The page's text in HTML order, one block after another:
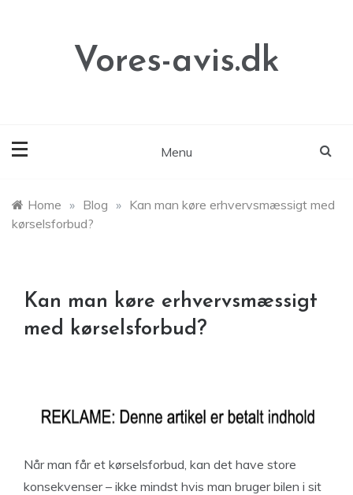
Vores-avis.dk
Menu
Home » Blog » Kan man køre erhvervsmæssigt med
kørselsforbud?
Kan man køre erhvervsmæssigt
med kørselsforbud?
Når man får et kørselsforbud, kan det have store
konsekvenser – ikke mindst hvis man bruger bilen i sit